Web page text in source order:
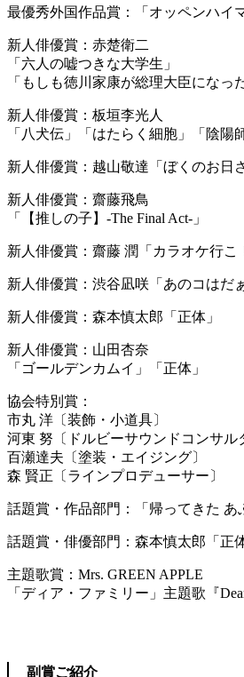
最優秀外国作品賞：「オッペンハイ
新人俳優賞：赤楚衛二
「六人の嘘つきな大学生」
「もしも徳川家康が総理大臣になっ
新人俳優賞：板垣李光人
「八犬伝」「はたらく細胞」「陰陽
新人俳優賞：越山敬達「ぼくのお日
新人俳優賞：齋藤飛鳥
「【推しの子】-The Final Act-」
新人俳優賞：齋藤 潤「カラオケ行こ
新人俳優賞：渋谷凪咲「あのコはだ
新人俳優賞：森本慎太郎「正体」
新人俳優賞：山田杏奈
「ゴールデンカムイ」「正体」
協会特別賞：
市丸 洋〔装飾・小道具〕
河東 努〔ドルビーサウンドコンサル
百瀬達夫〔塗装・エイジング〕
森 賢正〔ラインプロデューサー〕
話題賞・作品部門：「帰ってきた あ
話題賞・俳優部門：森本慎太郎「正体
主題歌賞：Mrs. GREEN APPLE
「ディア・ファミリー」主題歌『
副賞ご紹介